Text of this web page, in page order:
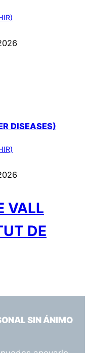
DISEASES)
VALL
DE
SIN ÁNIMO